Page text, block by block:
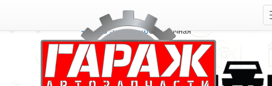
+7 906 377 46 46Справочная